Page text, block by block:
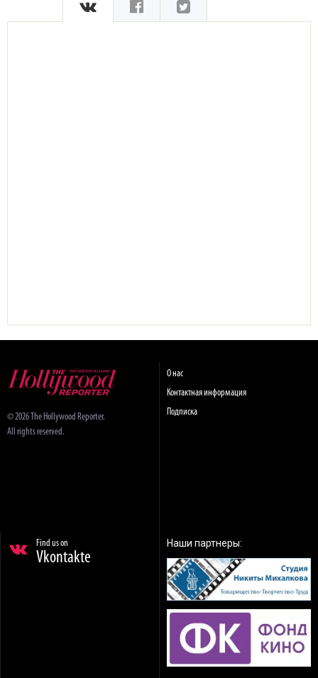
© 2026 The Hollywood Reporter.
All rights reserved.
О нас
Контактная информация
Подписка
Find us on
Vkontakte
Наши партнеры: